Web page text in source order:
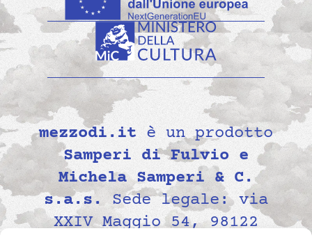
mezzodi.it è un prodotto
Samperi di Fulvio e
Michela Samperi & C.
s.a.s. Sede legale: via
XXIV Maggio 54, 98122